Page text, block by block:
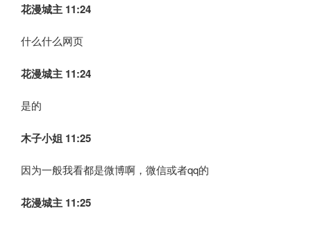
花漫城主 11:24
什么什么网页
花漫城主 11:24
是的
木子小姐 11:25
因为一般我看都是微博啊，微信或者qq的
花漫城主 11:25